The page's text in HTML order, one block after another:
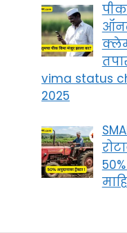
vima status
2025